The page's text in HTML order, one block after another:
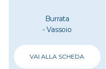
Burrata
- Vassoio
VAI ALLA SCHEDA